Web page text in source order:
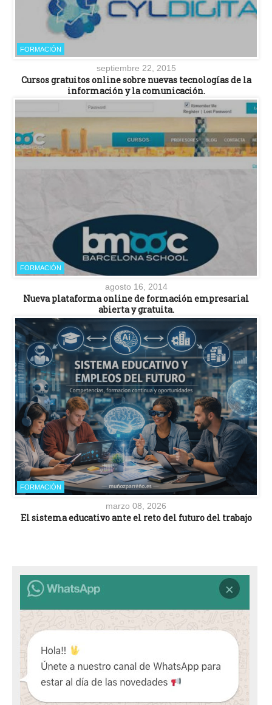
FORMACIÓN
septiembre 22, 2015
Cursos gratuitos online sobre nuevas tecnologías de la
información y la comunicación.
FORMACIÓN
agosto 16, 2014
Nueva plataforma online de formación empresarial
abierta y gratuita.
FORMACIÓN
marzo 08, 2026
El sistema educativo ante el reto del futuro del trabajo